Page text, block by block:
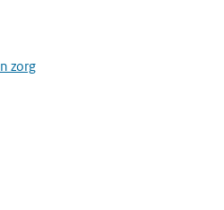
zorg